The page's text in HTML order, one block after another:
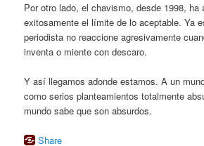
Por otro lado, el chavismo, desde 1998, ha
exitosamente el límite de lo aceptable. Ya
periodista no reaccione agresivamente
inventa o miente con descaro.
Y así llegamos adonde estamos. A un
como serios planteamientos totalmente
mundo sabe que son absurdos.
Share